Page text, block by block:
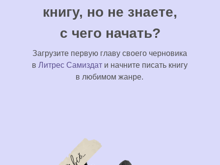
книгу, но не знаете,
с чего начать?
Загрузите первую главу своего черновика
в Литрес Самиздати начните писать книгу
в любимом жанре.